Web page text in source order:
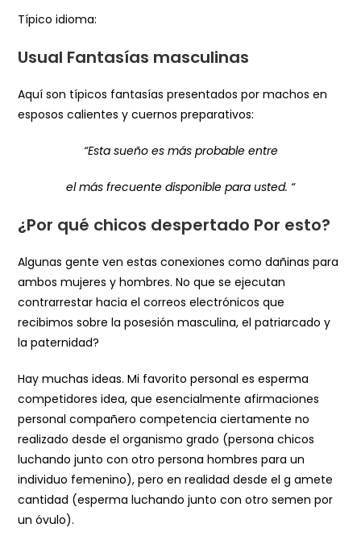
Típico idioma:
Usual Fantasías masculinas
Aquí son típicos fantasías presentados por machos en
esposos calientes y cuernos preparativos:
“Esta sueño es más probable entre
el más frecuente disponible para usted. “
¿Por qué chicos despertado Por esto?
Algunas gente ven estas conexiones como dañinas para
ambos mujeres y hombres. No que se ejecutan
contrarrestar hacia el correos electrónicos que
recibimos sobre la posesión masculina, el patriarcado y
la paternidad?
Hay muchas ideas. Mi favorito personal es esperma
competidores idea, que esencialmente afirmaciones
personal compañero competencia ciertamente no
realizado desde el organismo grado (persona chicos
luchando junto con otro persona hombres para un
individuo femenino), pero en realidad desde el g amete
cantidad (esperma luchando junto con otro semen por
un óvulo).